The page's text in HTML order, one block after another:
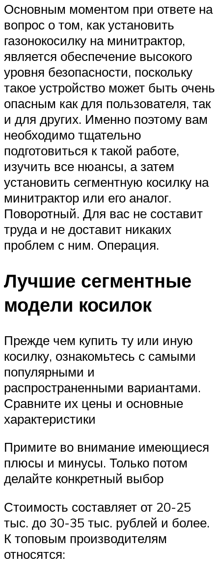
Основным моментом при ответе на
вопрос о том, как установить
газонокосилку на минитрактор,
является обеспечение высокого
уровня безопасности, поскольку
такое устройство может быть очень
опасным как для пользователя, так
и для других. Именно поэтому вам
необходимо тщательно
подготовиться к такой работе,
изучить все нюансы, а затем
установить сегментную косилку на
минитрактор или его аналог.
Поворотный. Для вас не составит
труда и не доставит никаких
проблем с ним. Операция.
Лучшие сегментные
модели косилок
Прежде чем купить ту или иную
косилку, ознакомьтесь с самыми
популярными и
распространенными вариантами.
Сравните их цены и основные
характеристики
Примите во внимание имеющиеся
плюсы и минусы. Только потом
делайте конкретный выбор
Стоимость составляет от 20-25
тыс. до 30-35 тыс. рублей и более.
К топовым производителям
относятся: